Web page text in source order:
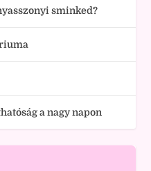
sminked?
a nagy napon